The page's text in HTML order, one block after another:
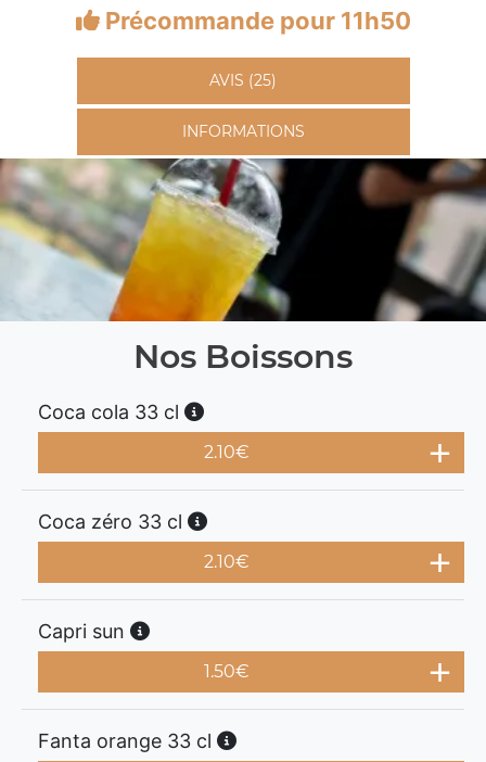
Précommande pour 11h50
AVIS (25)
INFORMATIONS
Nos Boissons
Coca cola 33 cl
2.10€
Coca zéro 33 cl
2.10€
Capri sun
1.50€
Fanta orange 33 cl